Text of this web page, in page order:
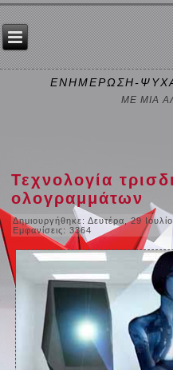
ΕΝΗΜΕΡΩΣΗ-
ΜΕ ΜΙΑ
Τεχνολογία
ολογραμμάτων
Δημιουργήθηκε: Δευτέρα, 29
Εμφανίσεις: 3364